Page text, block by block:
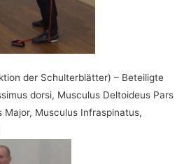
der Schulterblätter) – Beteiligte
dorsi, Musculus Deltoideus Pars
Major, Musculus Infraspinatus,